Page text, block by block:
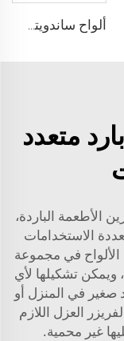
ألواح ساندويتش EPS مقاومة للحريق عازلة الرغوة لوحة خشبية مزيفة للجدران الداخلية للمستودعات
متعدد
الأطعمة الباردة،
الاستخدامات
الألواح في مجموعة
ويمكن تشكيلها لأي
صغير في المنزل أو
العزل اللازم
غير محمية.